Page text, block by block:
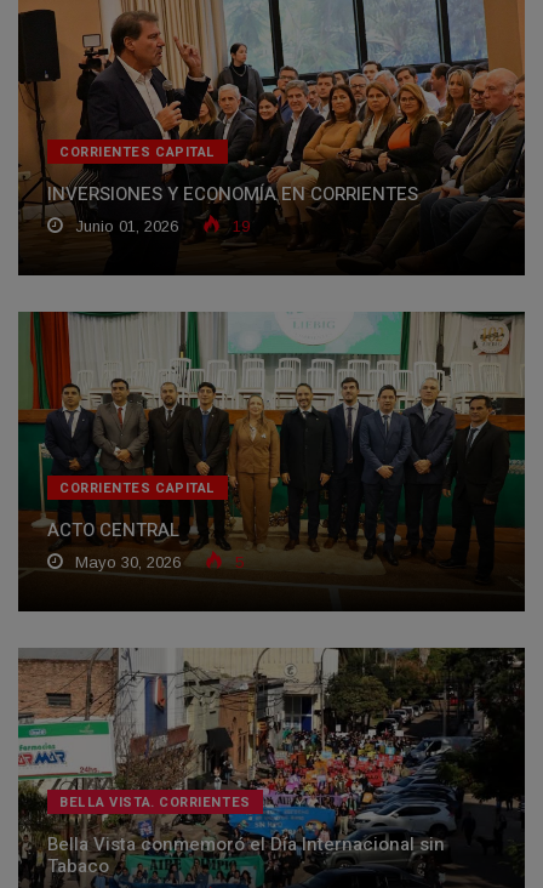
CORRIENTES CAPITAL
INVERSIONES Y ECONOMÍA EN CORRIENTES
Junio 01, 2026 19
CORRIENTES CAPITAL
ACTO CENTRAL
Mayo 30, 2026 5
BELLA VISTA. CORRIENTES
Bella Vista conmemoró el Día Internacional sin
Tabaco